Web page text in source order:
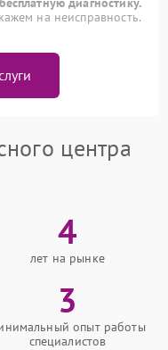
на неисправность.
центра
4
лет на рынке
3
опыт работы
специалистов